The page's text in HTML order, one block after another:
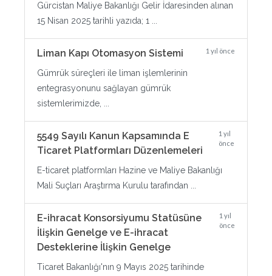
Gürcistan Maliye Bakanlığı Gelir İdaresinden alınan
15 Nisan 2025 tarihli yazıda; 1 ...
Liman Kapı Otomasyon Sistemi 1 yıl önce
Gümrük süreçleri ile liman işlemlerinin
entegrasyonunu sağlayan gümrük
sistemlerimizde, ...
5549 Sayılı Kanun Kapsamında E
Ticaret Platformları Düzenlemeleri
1 yıl
önce
E-ticaret platformları Hazine ve Maliye Bakanlığı
Mali Suçları Araştırma Kurulu tarafından ...
E-ihracat Konsorsiyumu Statüsüne
İlişkin Genelge ve E-ihracat
Desteklerine İlişkin Genelge
1 yıl
önce
Ticaret Bakanlığı'nın 9 Mayıs 2025 tarihinde